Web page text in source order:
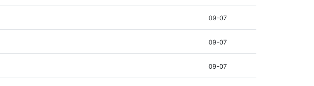
09-07
09-07
09-07